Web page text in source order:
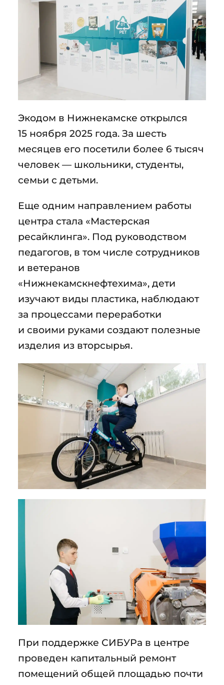
Экодом в Нижнекамске открылся
15 ноября 2025 года. За шесть
месяцев его посетили более 6 тысяч
человек — школьники, студенты,
семьи с детьми.
Еще одним направлением работы
центра стала «Мастерская
ресайклинга». Под руководством
педагогов, в том числе сотрудников
и ветеранов
«Нижнекамскнефтехима», дети
изучают виды пластика, наблюдают
за процессами переработки
и своими руками создают полезные
изделия из вторсырья.
При поддержке СИБУРа в центре
проведен капитальный ремонт
помещений общей площадью почти